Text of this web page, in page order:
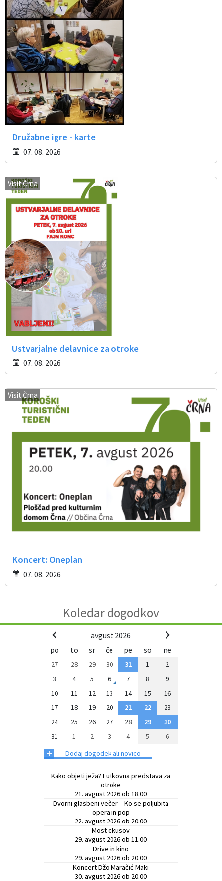
Družabne igre - karte
07. 08. 2026
Visit Črna
Ustvarjalne delavnice za otroke
07. 08. 2026
Visit Črna
Koncert: Oneplan
07. 08. 2026
Koledar dogodkov
avgust 2026
po
to sr če pe so ne
27 28 29 30 31 1
2
3
4 5 6 7 8
9
10
11 12 13 14 15
16
17
18 19 20 21 22
23
24
25 26 27 28 29
30
31
1 2 3 4 5 6
+ Dodaj dogodek ali novico
Kako objeti ježa? Lutkovna predstava za
otroke
21. avgust 2026 ob 18.00
Dvorni glasbeni večer – Ko se poljubita
opera in pop
22. avgust 2026 ob 20.00
Most okusov
29. avgust 2026 ob 11.00
Drive in kino
29. avgust 2026 ob 20.00
Koncert Džo Maračić Maki
30. avgust 2026 ob 20.00